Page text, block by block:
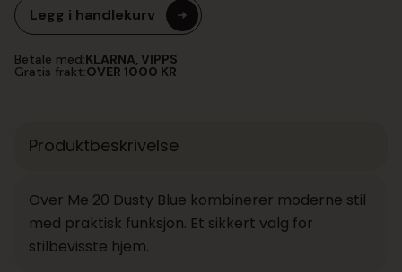
Legg i handlekurv
Betale med:KLARNA, VIPPS
Gratis frakt:OVER 1000 KR
Produktbeskrivelse
Over Me 20 Dusty Blue kombinerer moderne stil
med praktisk funksjon. Et sikkert valg for
stilbevisste hjem.